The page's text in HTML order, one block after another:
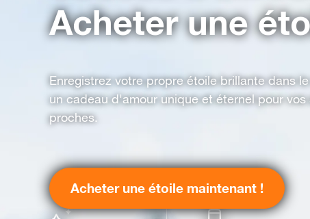
Acheter une
Enregistrez votre propre étoile brillante dans
un cadeau d'amour unique et éternel pour vos
proches.
Acheter une étoile maintenant !